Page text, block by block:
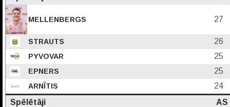
MELLENBERGS 27
STRAUTS 26
PYVOVAR 25
EPNERS 25
ARNĪTIS
24
Spēlētāji
AS